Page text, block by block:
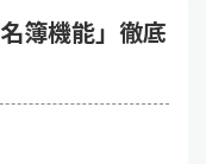
簿機能」徹底